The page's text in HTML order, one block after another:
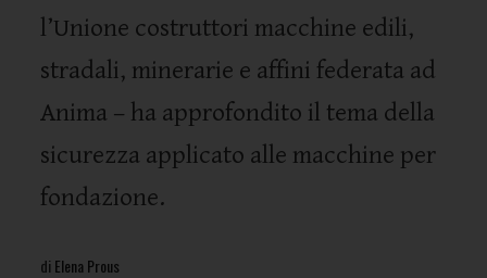
l’Unione costruttori macchine edili,
stradali, minerarie e affini federata ad
Anima – ha approfondito il tema della
sicurezza applicato alle macchine per
fondazione.
di Elena Prous